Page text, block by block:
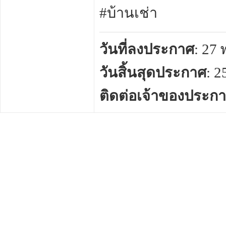
#บ้านเช่า
วันที่ลงประกาศ: 27
วันสิ้นสุดประกาศ:
ติดต่อเจ้าของประก